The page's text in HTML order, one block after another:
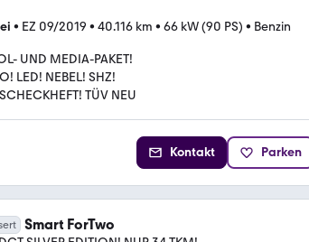
• EZ 09/2019 • 40.116 km • 66 kW (90 PS) • Benzin
UND MEDIA-PAKET!
LED! NEBEL! SHZ!
TÜV NEU
Kontakt Parken
Smart ForTwo